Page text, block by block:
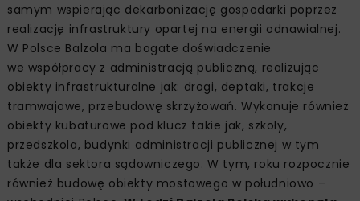
samym wspierając dekarbonizację gospodarki poprzez
realizację infrastruktury opartej na energii odnawialnej.
W Polsce Balzola ma bogate doświadczenie
we współpracy z administracją publiczną, realizując
obiekty infrastrukturalne jak: drogi, deptaki, trakcje
tramwajowe, przebudowę skrzyżowań. Wykonuje również
obiekty kubaturowe pod klucz takie jak, szkoły,
przedszkola, budynki administracji publicznej w tym
także dla sektora sądowniczego. W tym, roku rozpocznie
również budowę obiekty mostowego w południowo –